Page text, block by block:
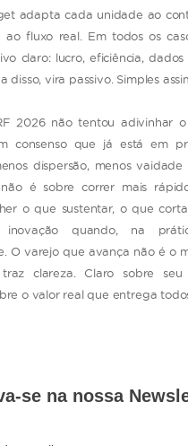
adapta cada unidade ao
ao fluxo real. Em todos os
claro: lucro, eficiência,
disso, vira passivo. Simples
2026 não tentou adivinhar
consenso que já está em
dispersão, menos vaidade
não é sobre correr mais
o que sustentar, o que
quando, na
O varejo que avança não é o
clareza. Claro sobre seu
o valor real que entrega
se na nossa